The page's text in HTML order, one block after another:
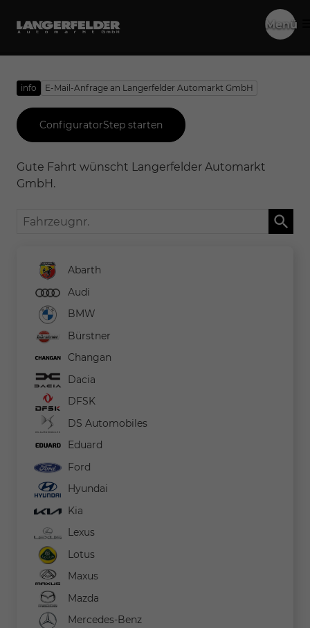
Menü
info E-Mail-Anfrage an Langerfelder Automarkt GmbH
ConfiguratorStep starten
Gute Fahrt wünscht Langerfelder Automarkt
GmbH.
Fahrzeugnr.
Abarth
Audi
BMW
Bürstner
Changan
Dacia
DFSK
DS Automobiles
Eduard
Ford
Hyundai
Kia
Lexus
Lotus
Maxus
Mazda
Mercedes-Benz